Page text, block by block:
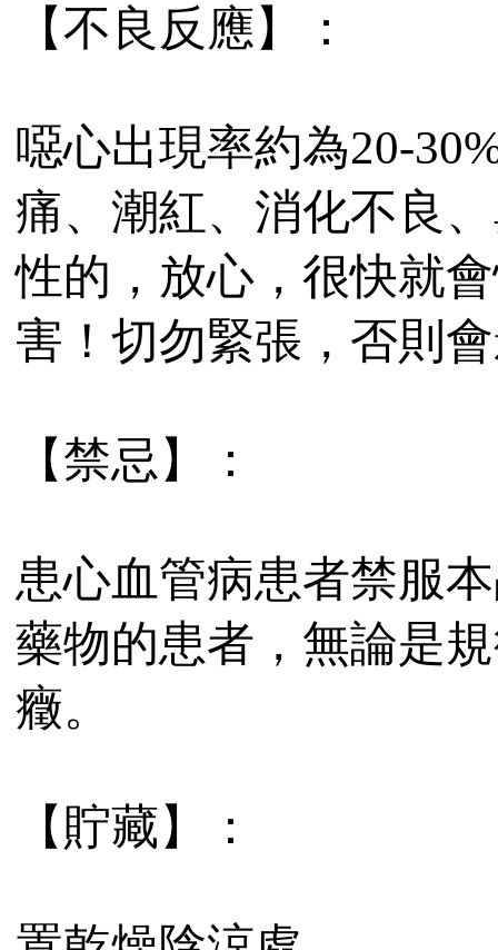
【不良反應】：
噁心出現率約為20-
痛、潮紅、消化不良
性的，放心，很快就
害！切勿緊張，否則
【禁忌】：
患心血管病患者禁服
藥物的患者，無論是
癥。
【貯藏】：